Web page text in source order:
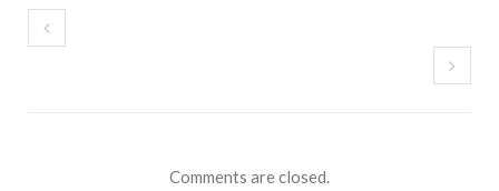
Comments are closed.